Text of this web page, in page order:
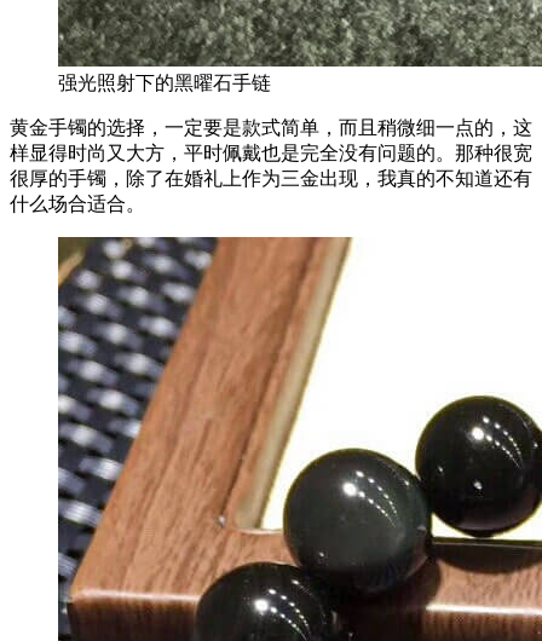
强光照射下的黑曜石手链
黄金手镯的选择，一定要是款式简单，而且稍微细一点的，这
样显得时尚又大方，平时佩戴也是完全没有问题的。那种很宽
很厚的手镯，除了在婚礼上作为三金出现，我真的不知道还有
什么场合适合。